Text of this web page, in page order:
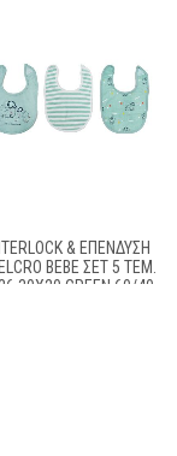
& ΕΠΈΝΔΥΣΗ
BEBE ΣΕΤ 5 ΤΕΜ.
30X20 GREEN 60/40